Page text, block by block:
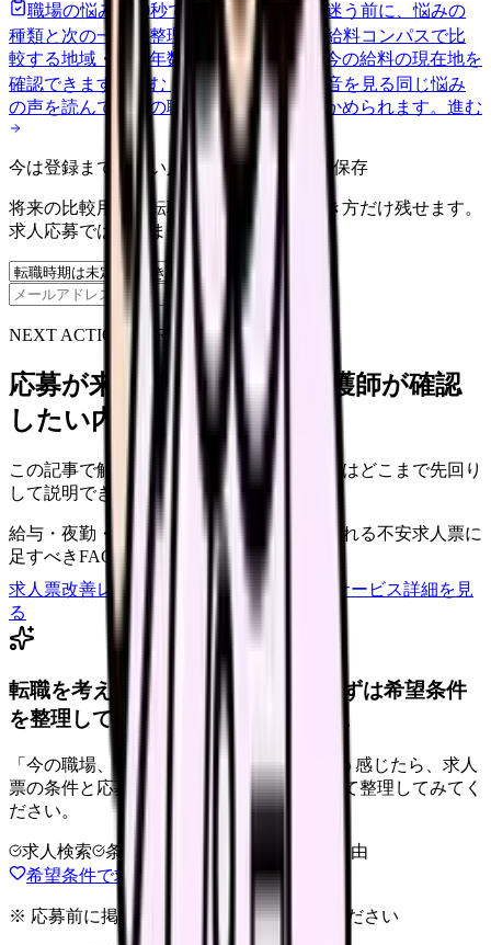
職場の悩みを30秒で診断
辞めるべきか迷う前に、悩みの
種類と次の一歩を整理します。進む
給料コンパスで比
較する地域・経験年数・施設形態から、今の給料の現在地を
確認できます。
進む 匿名掲示板で本音を見る 同じ悩み
の声を読んで、今の職場だけの問題か確かめられます。 進む
今は登録までしない人向け: 希望条件だけ保存
将来の比較用に、転職時期と気になる働き方だけ残せます。
求人応募ではありません。
保存
NEXT ACTION FOR CLINICS
応募が来ない求人票を、看護師が確認
したい内容に直せます
この記事で触れた不安を、自院の求人票ではどこまで先回り
して説明できていますか？
給与・夜勤・休日の見せ方 応募前に離脱される不安求人票に
足すべきFAQ
求人票改善レビューの見積もりを依頼
サービス詳細を見
る
転職を考えている看護師さんへ。まずは希望条件
を整理して、求人を見比べられます。
「今の職場、このままでいいのかな...」そう感じたら、求人
票の条件と応募前に確認したい不安を分けて整理してみてく
ださい。
求人検索 条件整理
退会自由
希望条件で求人を探す
※ 応募前に掲載元の最新情報を確認してください